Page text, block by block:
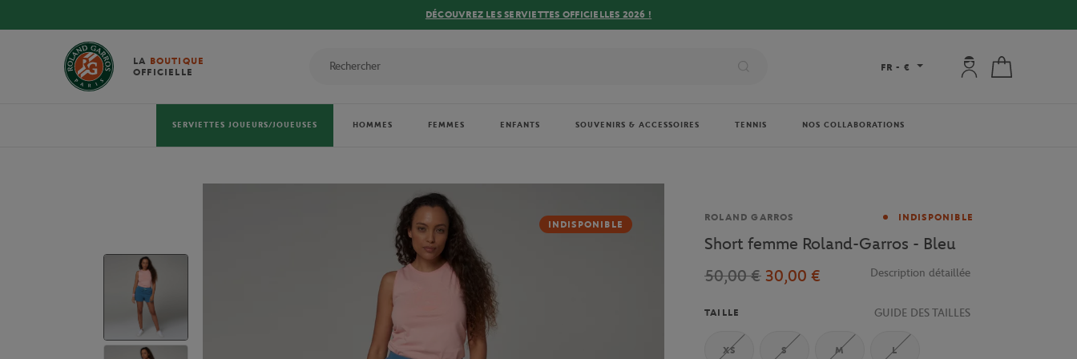
DÉCOUVREZ LES SERVIETTES OFFICIELLES 2026 !
LA BOUTIQUE
OFFICIELLE
FR - € Mon compte : se
SERVIETTES JOUEURS/JOUEUSES HOMMES FEMMES ENFANTS SOUVENIRS & ACCESSOIRES TENNIS NOS COLLABORATIONS
INDISPONIBLE
Marque
ROLAND GARROS INDISPONIBLE
Short femme Roland-Garros - Bleu
50,00 € 30,00 € Description détaillée
TAILLE GUIDE DES TAILLES
XS S M L